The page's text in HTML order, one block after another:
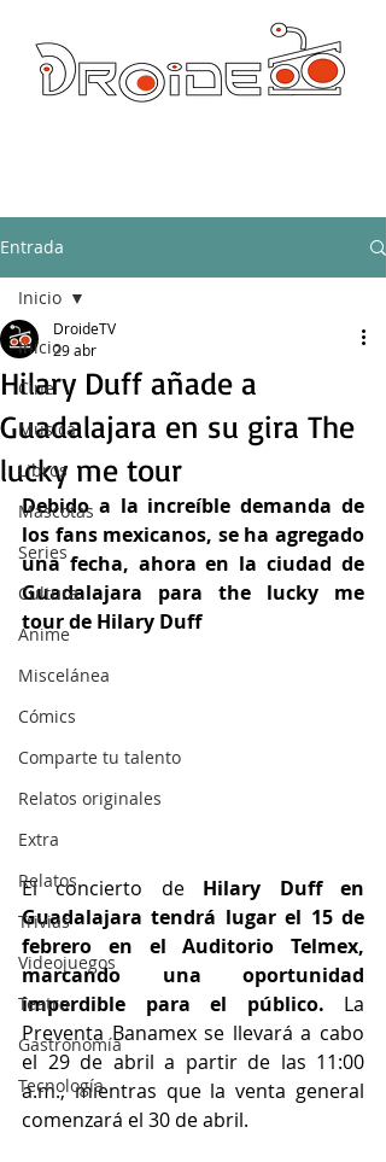
Entrada
Inicio
Cine
Música
Libros
Mascotas
Series
Cultura
Anime
Miscelánea
Cómics
Comparte tu talento
Relatos originales
Extra
Relatos
Trivias
Videojuegos
Teatro
Gastronomía
Tecnología
Inicio
Hilary Duff añade a
Guadalajara en su gira The
lucky me tour
DroideTV
29 abr
Debido a la increíble demanda de
los fans mexicanos, se ha agregado
una fecha, ahora en la ciudad de
Guadalajara para the lucky me
tour de Hilary Duff
El concierto de Hilary Duff en
Guadalajara tendrá lugar el 15 de
febrero en el Auditorio Telmex,
marcando una oportunidad
imperdible para el público. La
Preventa Banamex se llevará a cabo
el 29 de abril a partir de las 11:00
a.m., mientras que la venta general
comenzará el 30 de abril.